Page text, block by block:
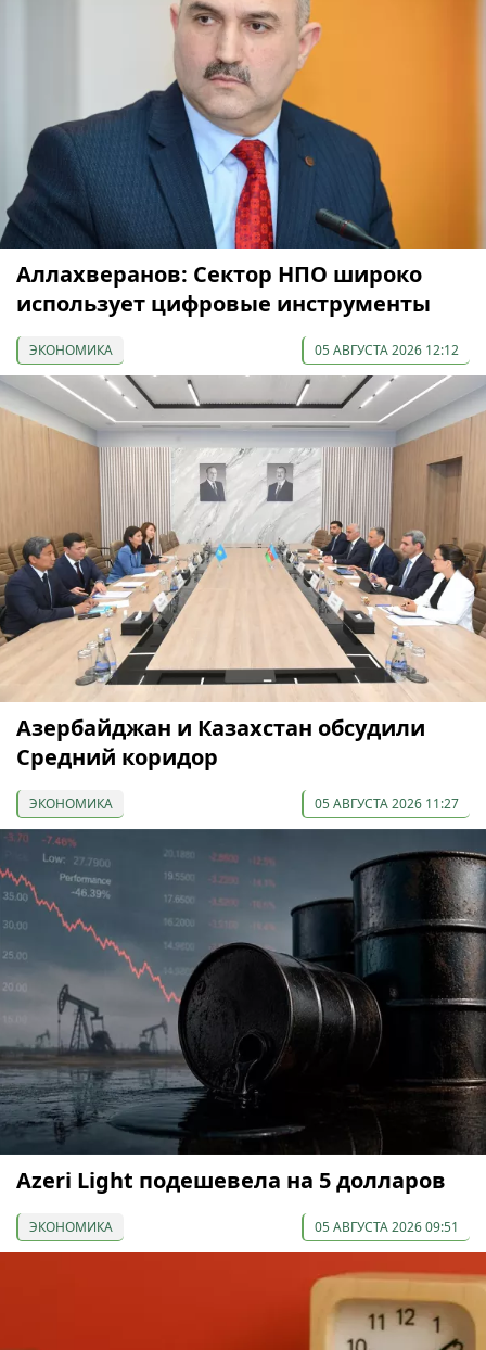
Аллахверанов: Сектор НПО широко
использует цифровые инструменты
ЭКОНОМИКА 05 АВГУСТА 2026 12:12
Азербайджан и Казахстан обсудили
Средний коридор
ЭКОНОМИКА 05 АВГУСТА 2026 11:27
Azeri Light подешевела на 5 долларов
ЭКОНОМИКА 05 АВГУСТА 2026 09:51